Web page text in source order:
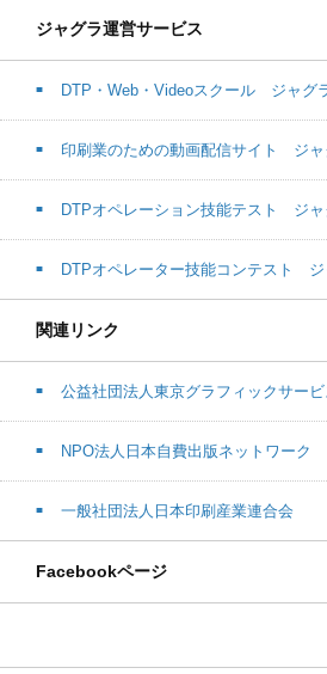
ジャグラ運営サービス
DTP・Web・Videoスクール ジャグ
印刷業のための動画配信サイト ジャ
DTPオペレーション技能テスト ジャ
DTPオペレーター技能コンテスト ジ
関連リンク
公益社団法人東京グラフィックサー
NPO法人日本自費出版ネットワーク
一般社団法人日本印刷産業連合会
Facebookページ